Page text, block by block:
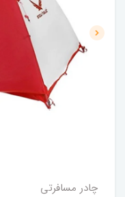
چادر مسافرتی